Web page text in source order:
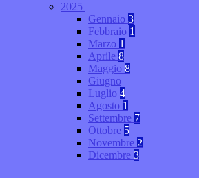
2025
Gennaio 3
Febbraio 1
Marzo 1
Aprile 8
Maggio 8
Giugno
Luglio 4
Agosto 1
Settembre 7
Ottobre 5
Novembre 2
Dicembre 3